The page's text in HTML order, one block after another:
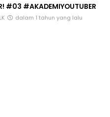
#03 #AKADEMIYOUTUBER
dalam 1 tahun yang lalu